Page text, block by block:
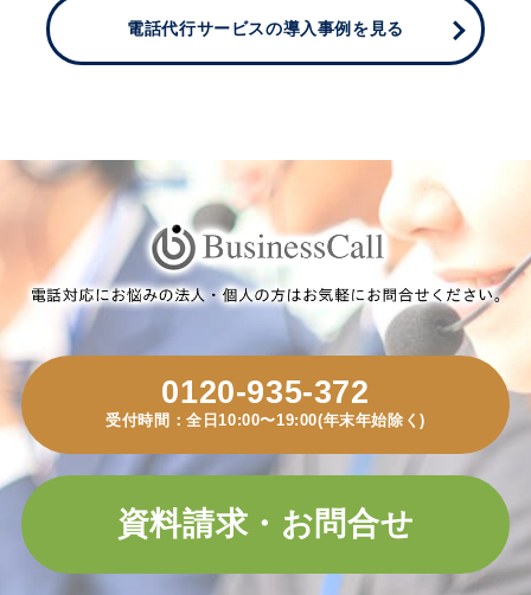
電話代行サービスの導入事例を見る
0120-935-372
受付時間：全日10:00〜19:00(年末年始除く)
資料請求・お問合せ